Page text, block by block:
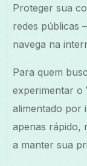
Proteger sua
redes públicas
navega na
Para quem
experimentar o
alimentado por
apenas rápido,
a manter sua